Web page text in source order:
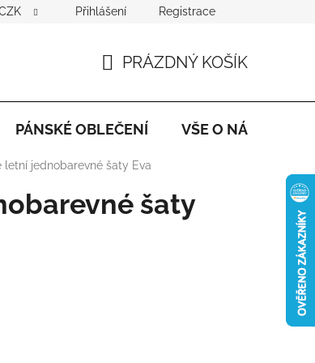
Přihlášení Registrace
KOŠÍK
PRÁZDNÝ KOŠÍK
PÁNSKÉ OBLEČENÍ VŠE O NÁKUPU
letní jednobarevné šaty Eva
šaty